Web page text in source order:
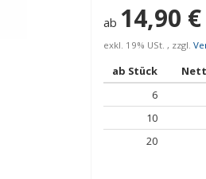
ab 14,90 €
exkl. 19% USt. , zzgl.
ab Stück
6
10
20